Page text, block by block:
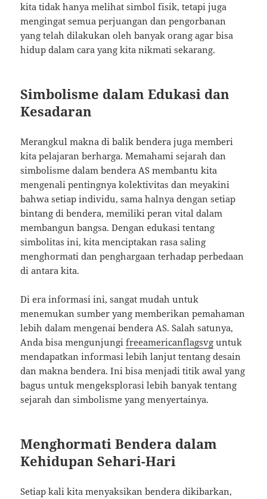
kita tidak hanya melihat simbol fisik, tetapi juga
mengingat semua perjuangan dan pengorbanan
yang telah dilakukan oleh banyak orang agar bisa
hidup dalam cara yang kita nikmati sekarang.
Simbolisme dalam Edukasi dan
Kesadaran
Merangkul makna di balik bendera juga memberi
kita pelajaran berharga. Memahami sejarah dan
simbolisme dalam bendera AS membantu kita
mengenali pentingnya kolektivitas dan meyakini
bahwa setiap individu, sama halnya dengan setiap
bintang di bendera, memiliki peran vital dalam
membangun bangsa. Dengan edukasi tentang
simbolitas ini, kita menciptakan rasa saling
menghormati dan penghargaan terhadap perbedaan
di antara kita.
Di era informasi ini, sangat mudah untuk
menemukan sumber yang memberikan pemahaman
lebih dalam mengenai bendera AS. Salah satunya,
Anda bisa mengunjungifreeamericanflagsvg untuk
mendapatkan informasi lebih lanjut tentang desain
dan makna bendera. Ini bisa menjadi titik awal yang
bagus untuk mengeksplorasi lebih banyak tentang
sejarah dan simbolisme yang menyertainya.
Menghormati Bendera dalam
Kehidupan Sehari-Hari
Setiap kali kita menyaksikan bendera dikibarkan,